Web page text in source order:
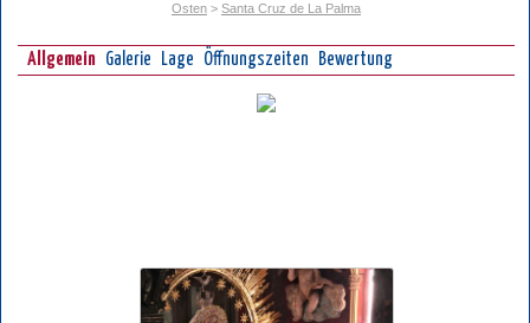
Osten > Santa Cruz de La Palma
Allgemein Galerie Lage Öffnungszeiten Bewertung